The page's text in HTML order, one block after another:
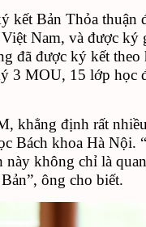
Bản Thỏa thuận
Nam, và được ký
đã được ký kết
3 MOU, 15 lớp
khẳng định rất
Bách khoa Hà Nội.
này không chỉ là
ông cho biết.